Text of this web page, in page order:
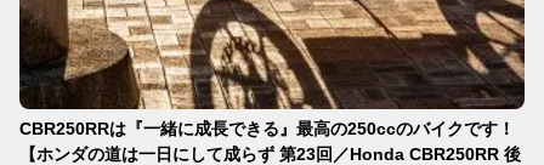
CBR250RRは『一緒に成長できる』最高の250ccのバイクです！
【ホンダの道は一日にして成らず 第23回／Honda CBR250RR 後